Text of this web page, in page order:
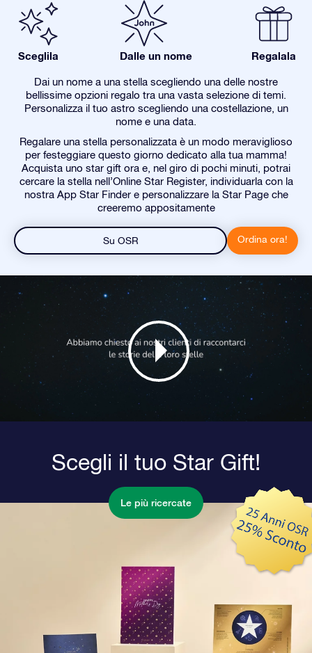
Sceglila Dalle un nome Regalala
Dai un nome a una stella scegliendo una delle nostre
bellissime opzioni regalo tra una vasta selezione di temi.
Personalizza il tuo astro scegliendo una costellazione, un
nome e una data.
Regalare una stella personalizzata è un modo meraviglioso
per festeggiare questo giorno dedicato alla tua mamma!
Acquista uno star gift ora e, nel giro di pochi minuti, potrai
cercare la stella nell’Online Star Register, individuarla con la
nostra App Star Finder e personalizzare la Star Page che
creeremo appositamente
Su OSR Ordina ora!
Scegli il tuo Star Gift!
Le più ricercate